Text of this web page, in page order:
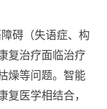
碍（失语症、构
复治疗面临治疗
燥等问题。智能
医学相结合，